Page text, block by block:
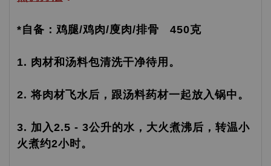
*自备：鸡腿/鸡肉/廋肉/排骨 450克
1. 肉材和汤料包清洗干净待用。
2. 将肉材飞水后，跟汤料药材一起放入锅中。
3. 加入2.5 - 3公升的水，大火煮沸后，转温小
火煮约2小时。